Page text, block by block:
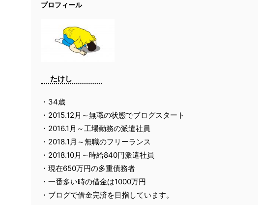
プロフィール
たけし
・34歳
・2015.12月～無職の状態でブログスタート
・2016.1月～工場勤務の派遣社員
・2018.1月～無職のフリーランス
・2018.10月～時給840円派遣社員
・現在650万円の多重債務者
・一番多い時の借金は1000万円
・ブログで借金完済を目指しています。